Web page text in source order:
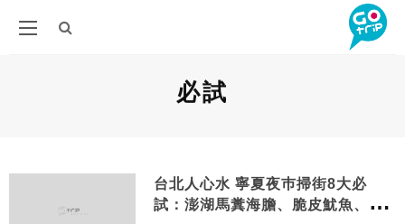
必試
台北人心水 寧夏夜巿掃街8大必
試：澎湖馬糞海膽、脆皮魷魚、爆